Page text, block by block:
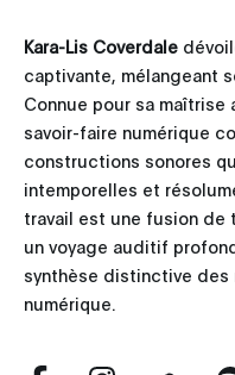
Kara-Lis Coverdale
captivante, mélangeant
Connue pour sa
savoir-faire numérique
constructions sonores
intemporelles et
travail est une fusion de
un voyage auditif
synthèse distinctive
numérique.